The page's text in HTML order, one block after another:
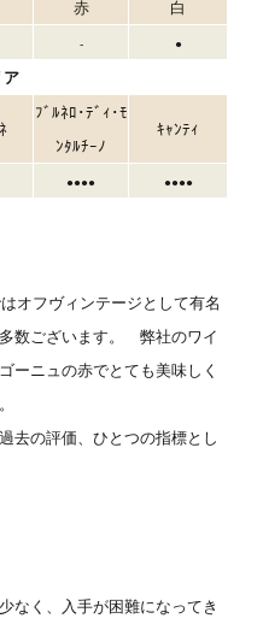
赤 白
- ●
ア
ﾌﾞﾙﾈﾛ･ﾃﾞｨ･ﾓ
ﾝﾀﾙﾁｰﾉ
ｷｬﾝﾃｨ
●●●● ●●●●
オフヴィンテージとして有名
数ございます。 弊社のワイ
ーニュの赤でとても美味しく
。
去の評価、ひとつの指標とし
なく、入手が困難になってき